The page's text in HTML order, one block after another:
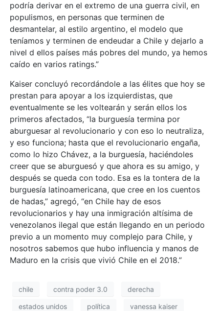
podría derivar en el extremo de una guerra civil, en
populismos, en personas que terminen de
desmantelar, al estilo argentino, el modelo que
teníamos y terminen de endeudar a Chile y dejarlo a
nivel d ellos países más pobres del mundo, ya hemos
caído en varios ratings.”
Kaiser concluyó recordándole a las élites que hoy se
prestan para apoyar a los izquierdistas, que
eventualmente se les voltearán y serán ellos los
primeros afectados, “la burguesía termina por
aburguesar al revolucionario y con eso lo neutraliza,
y eso funciona; hasta que el revolucionario engaña,
como lo hizo Chávez, a la burguesía, haciéndoles
creer que se aburguesó y que ahora es su amigo, y
después se queda con todo. Esa es la tontera de la
burguesía latinoamericana, que cree en los cuentos
de hadas,” agregó, “en Chile hay de esos
revolucionarios y hay una inmigración altísima de
venezolanos ilegal que están llegando en un periodo
previo a un momento muy complejo para Chile, y
nosotros sabemos que hubo influencia y manos de
Maduro en la crisis que vivió Chile en el 2018.”
chile contra poder 3.0 derecha
estados unidos política vanessa kaiser